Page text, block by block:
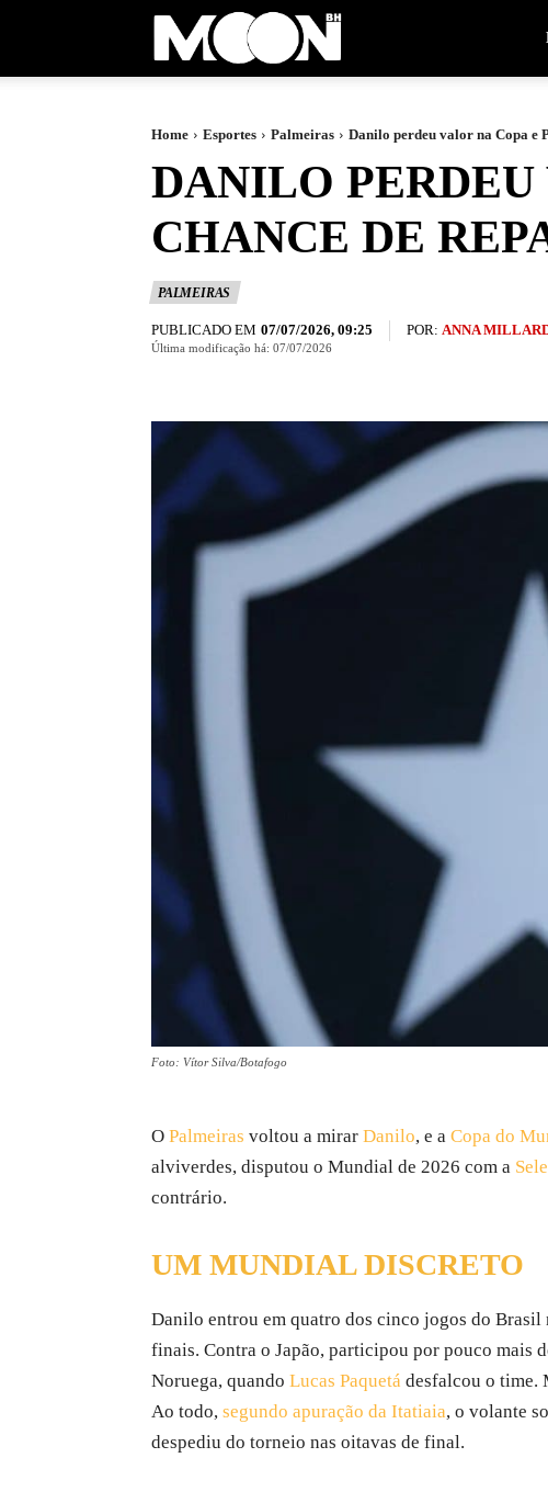
Home Esportes Palmeiras Danilo perdeu valor na Copa e
DANILO
CHANCE DE
PALMEIRAS
PUBLICADO EM 07/07/2026, 09:25 POR: ANNA
Última modificação há: 07/07/2026
Foto: Vítor Silva/Botafogo
O Palmeiras voltou a mirar Danilo, e a Copa do
alviverdes, disputou o Mundial de 2026 com a
contrário.
UM MUNDIAL DISCRETO
Danilo entrou em quatro dos cinco jogos do
finais. Contra o Japão, participou por pouco mais
Noruega, quando Lucas Paquetá desfalcou o time.
Ao todo, segundo apuração da Itatiaia, o volante
despediu do torneio nas oitavas de final.